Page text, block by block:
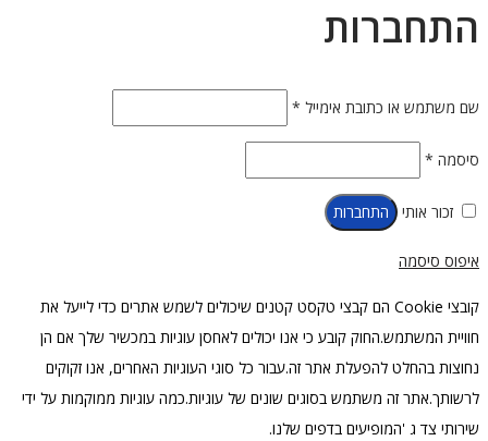
התחברות
שם משתמש או כתובת אימייל *חובה
סיסמה *חובה
זכור אותי התחברות
איפוס סיסמה
קובצי Cookie הם קבצי טקסט קטנים שיכולים לשמש אתרים כדי לייעל את
חוויית המשתמש.החוק קובע כי אנו יכולים לאחסן עוגיות במכשיר שלך אם הן
נחוצות בהחלט להפעלת אתר זה.עבור כל סוגי העוגיות האחרים, אנו זקוקים
לרשותך.אתר זה משתמש בסוגים שונים של עוגיות.כמה עוגיות ממוקמות על ידי
שירותי צד ג 'המופיעים בדפים שלנו.